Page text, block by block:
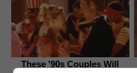
These '90s Couples Will